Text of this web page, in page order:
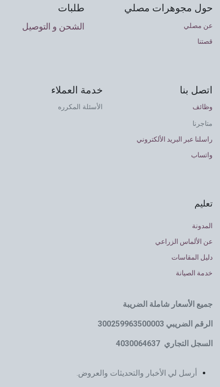
حول مجوهرات مصلي
عن مصلي
قصتنا
طلبات
الشحن و التوصيل
اتصل بنا
وظائف
متاجرنا
راسلنا عبر البريد الألكتروني
واتساب
خدمة العملاء
الأسئلة المكرره
تعليم
المدونة
عن الألماس الزراعي
دليل المقاسات
خدمة الصيانة
جميع الأسعار شاملة الضريبة
الرقم الضريبي 300259963500003
السجل التجاري 4030064637
أرسل لي الأخبار والتحديثات والعروض.